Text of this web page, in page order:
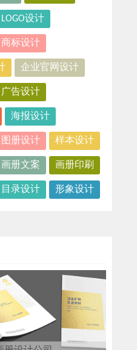
LOGO设计
商标设计
企业官网设计
广告设计
海报设计
图册设计 样本设计
画册文案 画册印刷
目录设计 形象设计